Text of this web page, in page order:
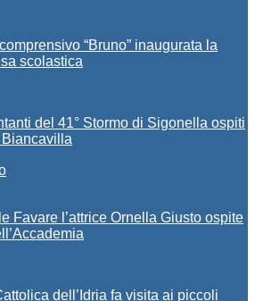
“Bruno” inaugurata la
scolastica
del 41° Stormo di Sigonella ospiti
Biancavilla
Favare l’attrice Ornella Giusto ospite
dell’Idria fa visita ai piccoli